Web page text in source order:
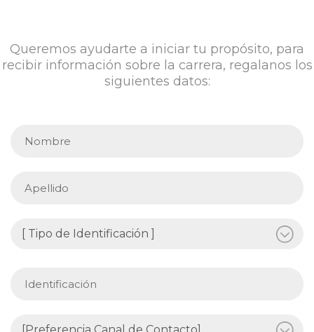
Queremos ayudarte a iniciar tu propósito, para
recibir información sobre la carrera, regalanos los
siguientes datos: